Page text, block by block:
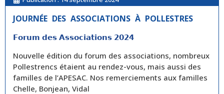
JOURNÉE DES ASSOCIATIONS À POLLESTRES
𝗙𝗼𝗿𝘂𝗺 𝗱𝗲𝘀 𝗔𝘀𝘀𝗼𝗰𝗶𝗮𝘁𝗶𝗼𝗻𝘀 𝟮𝟬𝟮𝟰
Nouvelle édition du forum des associations, nombreux
Pollestrencs étaient au rendez-vous, mais aussi des
familles de l’APESAC. Nos remerciements aux familles
Chelle, Bonjean, Vidal